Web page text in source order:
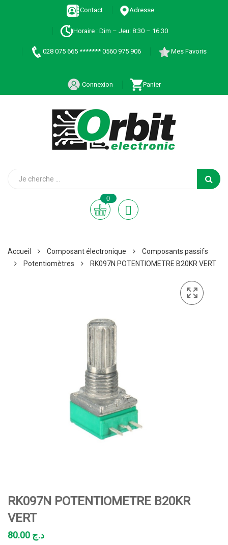
Contact Adresse
Horaire : Dim – Jeu: 8:30 – 16:30
028 075 665 ******* 0560 975 906 Mes Favoris
Connexion Panier
0
Accueil Composant électronique
Composants passifs
Potentiomètres
RK097N POTENTIOMETRE B20KR VERT
RK097N POTENTIOMETRE B20KR
VERT
د.ج